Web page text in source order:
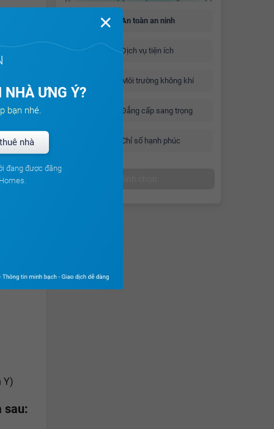
An toàn an ninh
Dịch vụ tiện ích
Môi trường không khí
Đẳng cấp sang trọng
Chỉ số hạnh phúc
Y)
sau:
✕
ƯNG Ý?
bạn nhé.
nhà
đang được đăng